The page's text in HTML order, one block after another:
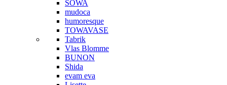
SOWA
mudoca
humoresque
TOWAVASE
Tabrik
Vlas Blomme
BUNON
Shida
evam eva